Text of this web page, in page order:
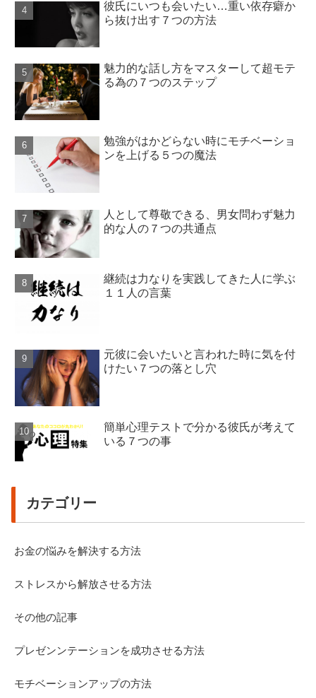
彼氏にいつも会いたい…重い依存癖か
ら抜け出す７つの方法
魅力的な話し方をマスターして超モテ
る為の７つのステップ
勉強がはかどらない時にモチベーショ
ンを上げる５つの魔法
人として尊敬できる、男女問わず魅力
的な人の７つの共通点
継続は力なりを実践してきた人に学ぶ
１１人の言葉
元彼に会いたいと言われた時に気を付
けたい７つの落とし穴
簡単心理テストで分かる彼氏が考えて
いる７つの事
カテゴリー
お金の悩みを解決する方法
ストレスから解放させる方法
その他の記事
プレゼンンテーションを成功させる方法
モチベーションアップの方法